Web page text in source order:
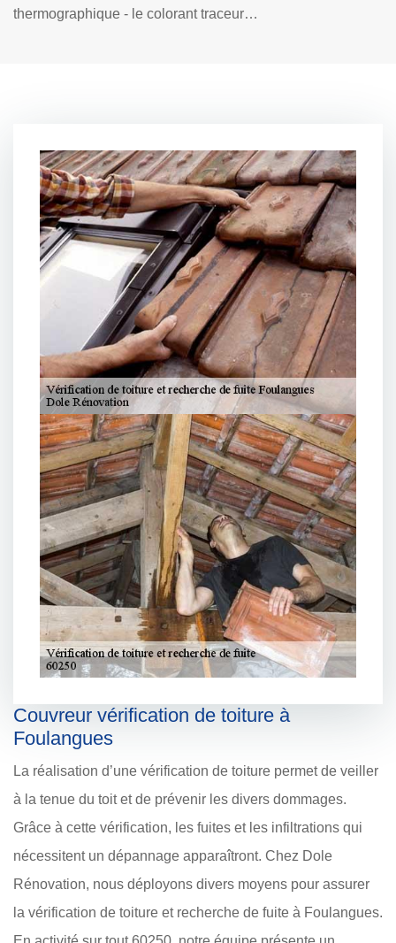
thermographique - le colorant traceur…
Couvreur vérification de toiture à
Foulangues
La réalisation d’une vérification de toiture permet de veiller
à la tenue du toit et de prévenir les divers dommages.
Grâce à cette vérification, les fuites et les infiltrations qui
nécessitent un dépannage apparaîtront. Chez Dole
Rénovation, nous déployons divers moyens pour assurer
la vérification de toiture et recherche de fuite à Foulangues.